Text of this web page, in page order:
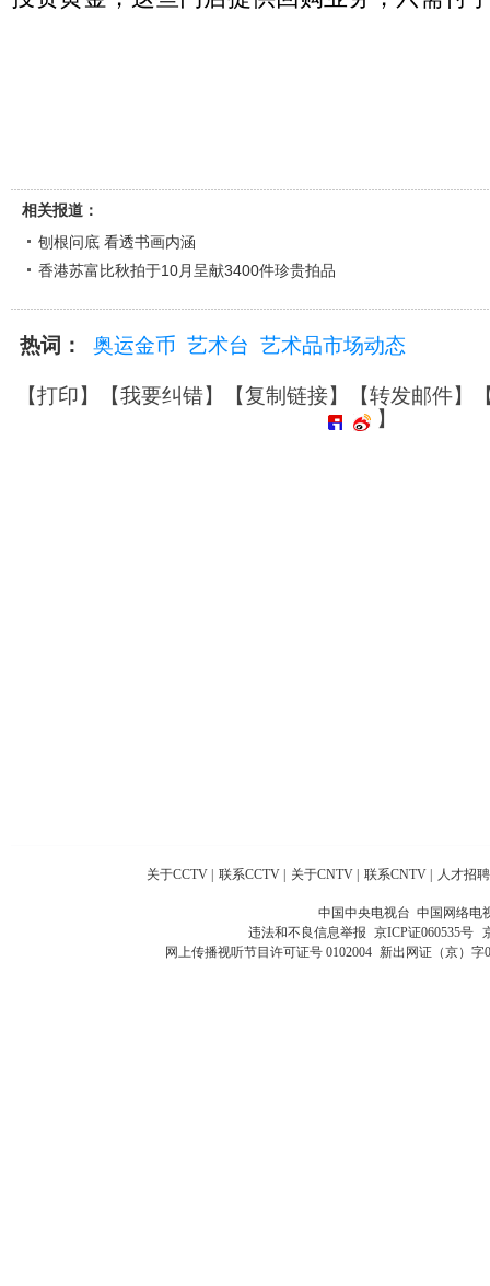
相关报道：
刨根问底 看透书画内涵
香港苏富比秋拍于10月呈献3400件珍贵拍品
热词： 奥运金币 艺术台 艺术品市场动态
【打印】【我要纠错】【复制链接】【转发邮件】
】
关于CCTV 联系CCTV 关于CNTV 联系CNTV 人才招聘
中国中央电视台 中国网络电
违法和不良信息举报 京ICP证060535号
网上传播视听节目许可证号 0102004 新出网证（京）